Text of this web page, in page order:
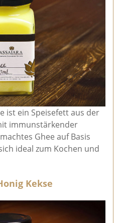
ist ein Speisefett aus der
immunstärkender
Ghee auf Basis
ideal zum Kochen und
Kekse